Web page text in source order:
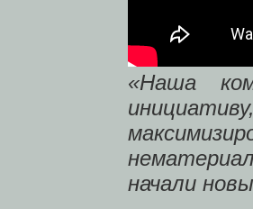
«Наша
начали